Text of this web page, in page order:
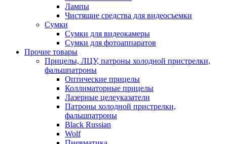
Лампы
Чистящие средства для видеосъемки
Сумки
Сумки для видеокамеры
Сумки для фотоаппаратов
Прочие товары
Прицелы, ЛЦУ, патроны холодной пристрелки,
фальшпатроны
Оптические прицелы
Коллиматорные прицелы
Лазерные целеуказатели
Патроны холодной пристрелки,
фальшпатроны
Black Russian
Wolf